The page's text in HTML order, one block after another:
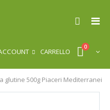
CARRELLO
0
glutine 500g Piaceri Mediterranei